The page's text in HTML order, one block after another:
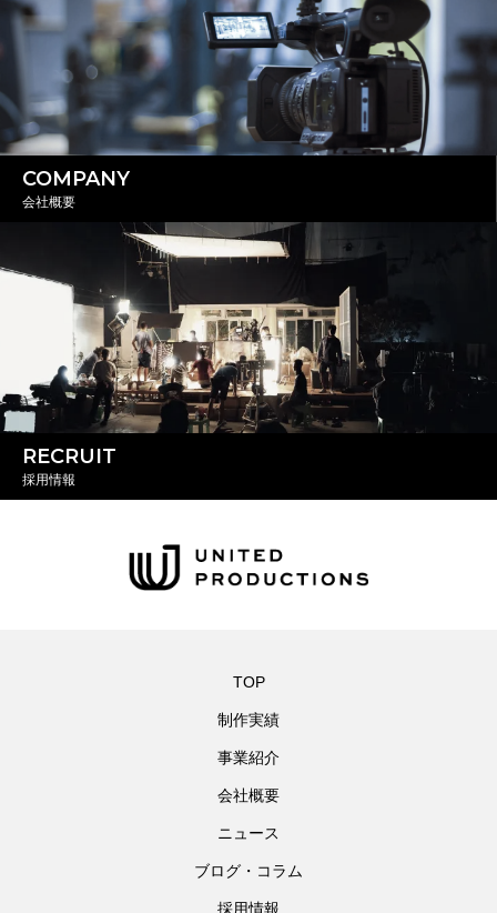
COMPANY
会社概要
RECRUIT
採用情報
TOP
制作実績
事業紹介
会社概要
ニュース
ブログ・コラム
採用情報